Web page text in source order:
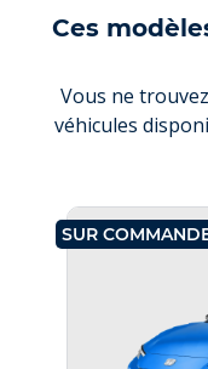
Ces
Vous ne
véhicules
SUR